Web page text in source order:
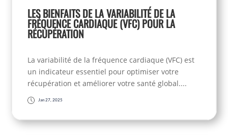
LES BIENFAITS DE LA VARIABILITÉ DE LA
FRÉQUENCE CARDIAQUE (VFC) POUR LA
RÉCUPÉRATION
La variabilité de la fréquence cardiaque (VFC) est
un indicateur essentiel pour optimiser votre
récupération et améliorer votre santé global....
Jan 27, 2025